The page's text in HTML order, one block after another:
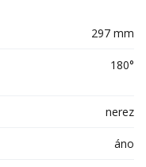
297 mm
180°
nerez
áno